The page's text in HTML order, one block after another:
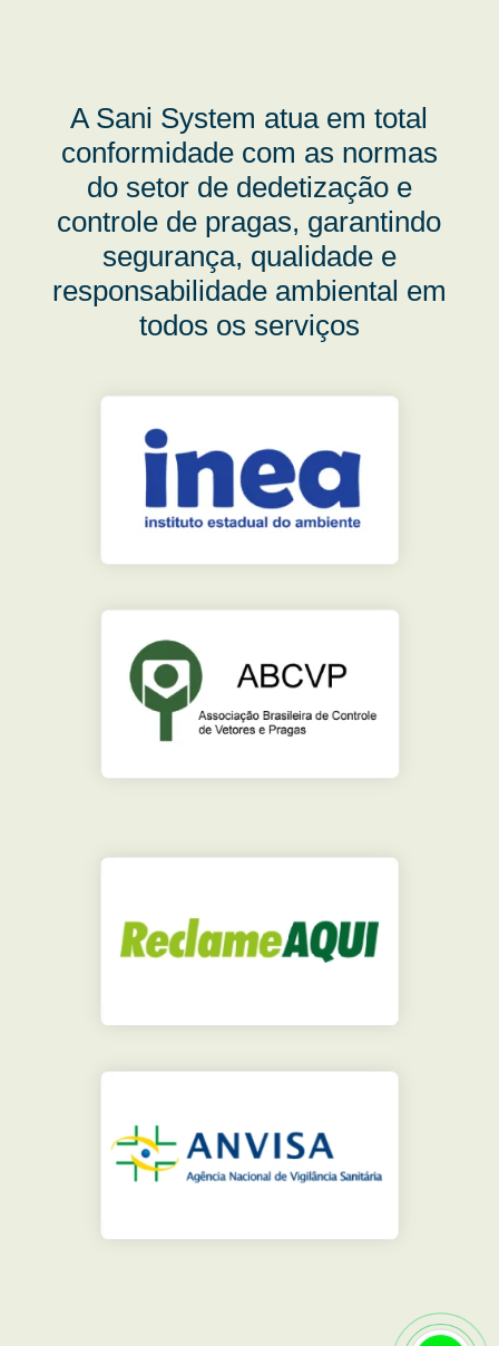
A Sani System atua em total
conformidade com as normas
do setor de dedetização e
controle de pragas, garantindo
segurança, qualidade e
responsabilidade ambiental em
todos os serviços